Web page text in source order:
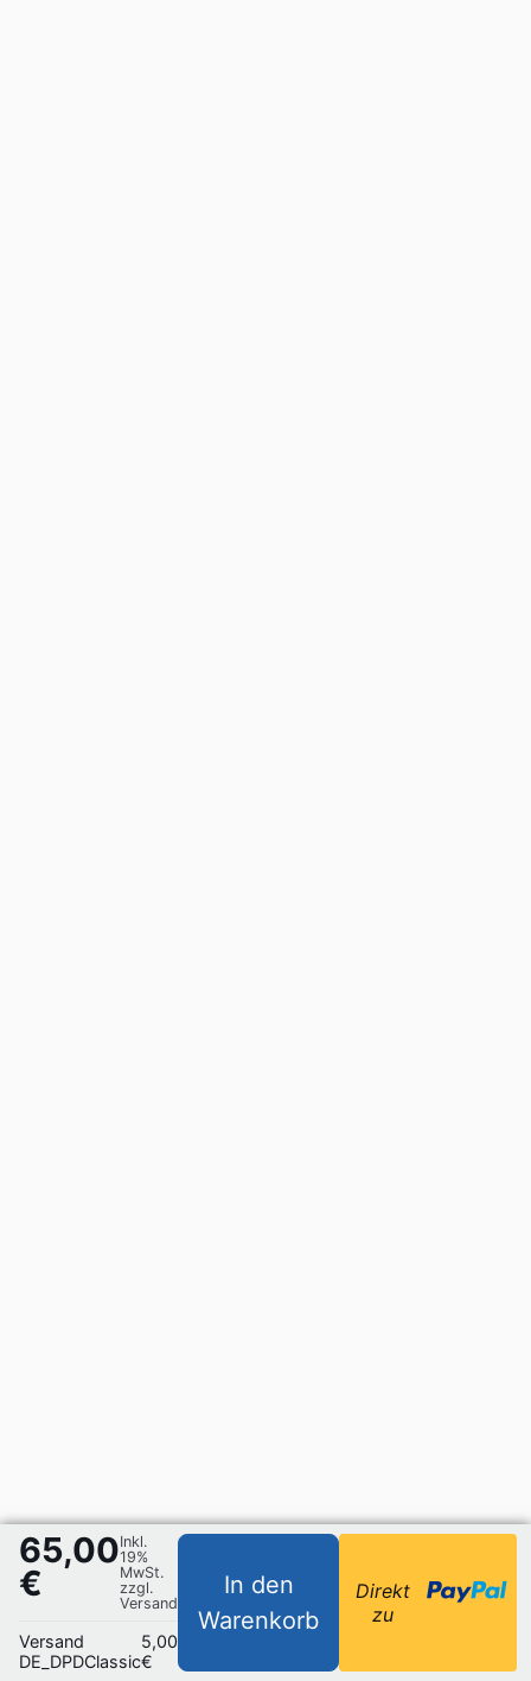
65,00
€
Inkl.
19%
MwSt.
zzgl.
Versand
Versand
DE_DPDClassic
5,00
€
In den
Warenkorb
Direkt
zu